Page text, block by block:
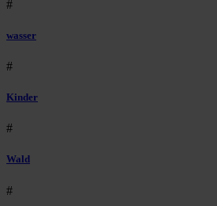
#
wasser
#
Kinder
#
Wald
#